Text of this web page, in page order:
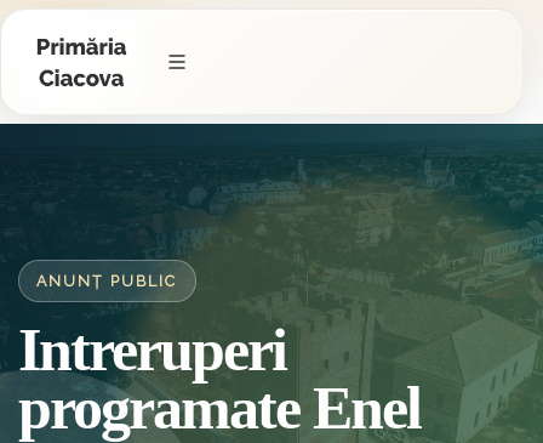
ANUNȚ PUBLIC
Intreruperi
programate Enel